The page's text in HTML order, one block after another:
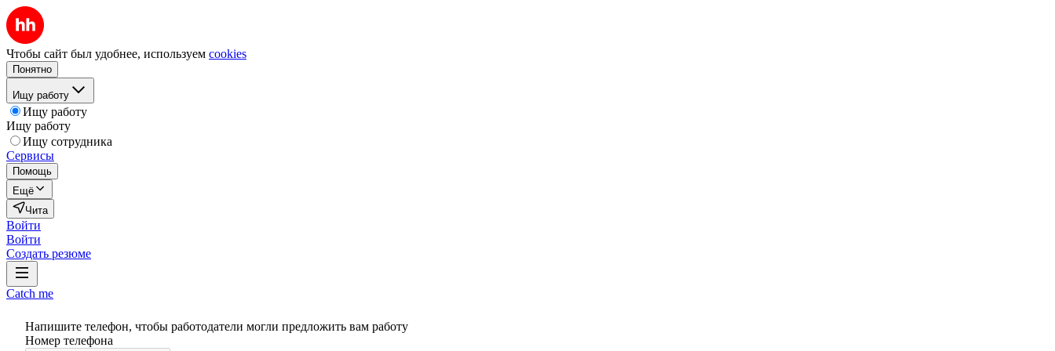
Чтобы сайт был удобнее, используем cookies
Понятно
Ищу работу
Ищу работу
Ищу работу
Ищу сотрудника
Сервисы
Помощь
Ещё
Чита
Войти
Войти
Создать резюме
Catch me
Напишите телефон, чтобы работодатели могли предложить вам работу
Номер телефона